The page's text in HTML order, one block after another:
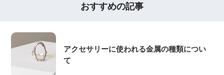
おすすめの記事
アクセサリーに使われる金属の種類につい
て